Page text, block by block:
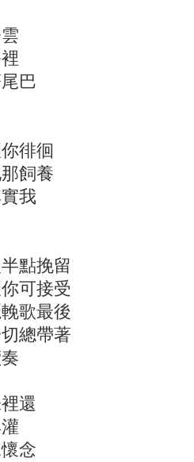
雲
裡
巴
徘徊
飼養
實我
點挽留
可接受
歌最後
總帶著
還
灌
念